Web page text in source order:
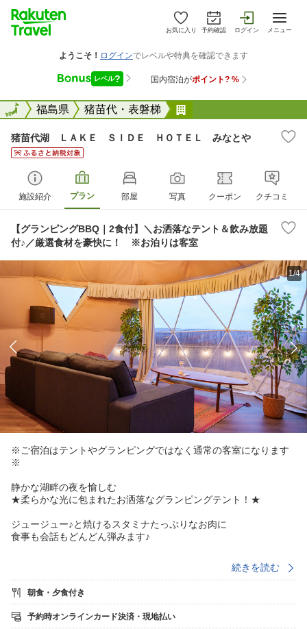
お気に入り 予約確認 ログイン メニュー
全国福島県 猪苗代・表磐梯
全国
猪苗代湖 ＬＡＫＥ ＳＩＤＥ ＨＯＴＥＬ みなとや
施設紹介 プラン 部屋 写真 クーポン クチコミ
【グランピングBBQ｜2食付】＼お洒落なテント＆飲み放題
付♪／厳選食材を豪快に！ ※お泊りは客室
1/4
※ご宿泊はテントやグランピングではなく通常の客室になります
※
静かな湖畔の夜を愉しむ
★柔らかな光に包まれたお洒落なグランピングテント！★
ジュージュー♪と焼けるスタミナたっぷりなお肉に
食事も会話もどんどん弾みます♪
満天の星空を眺めながら、自然の音と共に過ごす非日常——。
贅沢なひとときをお愉しみください♪
■□グランピングBBQ□■
食材の用意も片付けも一切不要！手ぶらでOK！
続きを読む
朝食・夕食付き
予約時オンラインカード決済・現地払い